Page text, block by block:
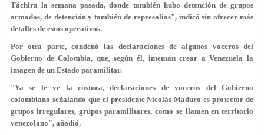
Táchira la semana pasada, donde también hubo detención de grupos
armados, de detención y también de represalias", indicó sin ofrecer más
detalles de estos operativos.
Por otra parte, condenó las declaraciones de algunos voceros del
Gobierno de Colombia, que, según él, intentan crear a Venezuela la
imagen de un Estado paramilitar.
"Ya se le ve la costura, declaraciones de voceros del Gobierno
colombiano señalando que el presidente Nicolás Maduro es protector de
grupos irregulares, grupos paramilitares, como se llamen en territorio
venezolano", añadió.